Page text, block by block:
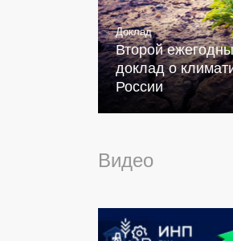
Доклад
Второй
доклад о
России
Видео